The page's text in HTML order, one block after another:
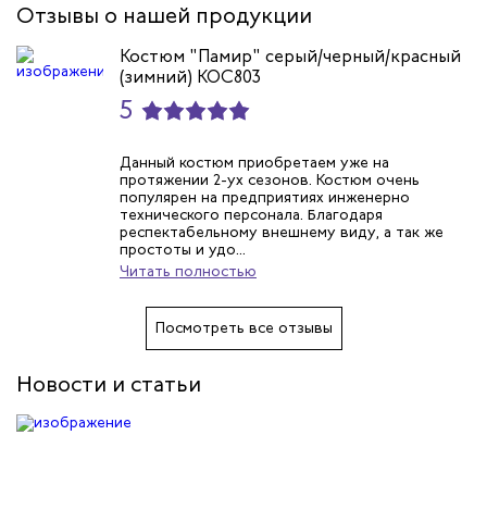
Отзывы о нашей продукции
Костюм "Памир" серый/черный/красный
(зимний) КОС803
5
Данный костюм приобретаем уже на
протяжении 2-ух сезонов. Костюм очень
популярен на предприятиях инженерно
технического персонала. Благодаря
респектабельному внешнему виду, а так же
простоты и удо...
Читать полностью
Посмотреть все отзывы
Новости и статьи